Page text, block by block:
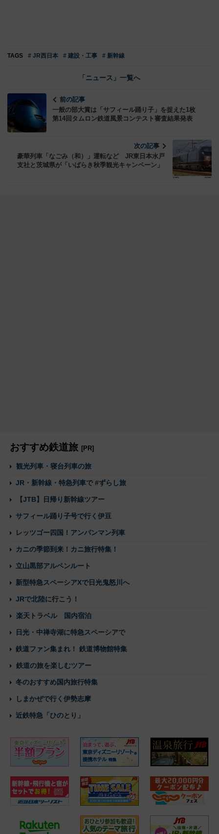
TAGS # JR西日本 # 建設・工事 # 新幹線
「ニュース」一覧へ
前の記事
一般の部大賞は「サフィール踊り子」を捉えた1枚
第14回タムロン鉄道風景コンテスト審査結果発表
次の記事
豪華列車「なごみ（和）」運転など JR東日本水戸
支社と茨城県が「いばらき秋季観光キャンペーン」
おすすめ鉄道旅 [PR]
観光列車・寝台列車の旅
JR・新幹線・特急列車で #ずらし旅
【JTB】日帰り新幹線ツアー
サフィール踊り子号で行く伊豆
レッツゴー四国！アンパンマン列車
カニの季節到来！カニ旅行特集！
立山黒部アルペンルート
新型特急スペーシアXで日光鬼怒川へ
JRで北陸に行こう！
楽天トラベル 国内宿泊
日光・中禅寺湖に特急スペーシアで
鉄道ファン集まれ！ 鉄道博物館特集
鉄道の旅を楽しむツアー
冬のおすすめ国内旅行特集
しまかぜで行く伊勢志摩
近鉄特急「ひのとり」